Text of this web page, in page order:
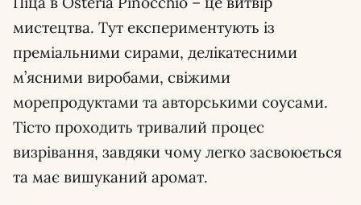
мистецтва. Тут експериментують із
преміальними сирами, делікатесними
м’ясними виробами, свіжими
морепродуктами та авторськими соусами.
Тісто проходить тривалий процес
визрівання, завдяки чому легко засвоюється
та має вишуканий аромат.